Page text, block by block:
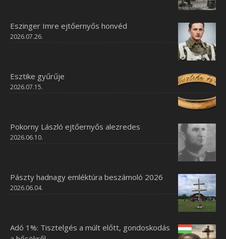
Eszinger Imre ejtőernyős honvéd
2026.07.26.
Esztike gyűrűje
2026.07.15.
Pokorny László ejtőernyős alezredes
2026.06.10.
Pászty hadnagy emléktúra beszámoló 2026
2026.06.04.
Adó 1%: Tisztelgés a múlt előtt, gondoskodás